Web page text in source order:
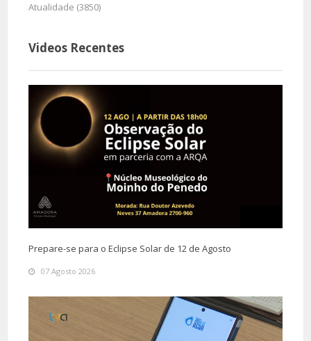
Atualidade (3850)
Videos Recentes
Prepare-se para o Eclipse Solar de 12 de Agosto
07 Agosto 2026